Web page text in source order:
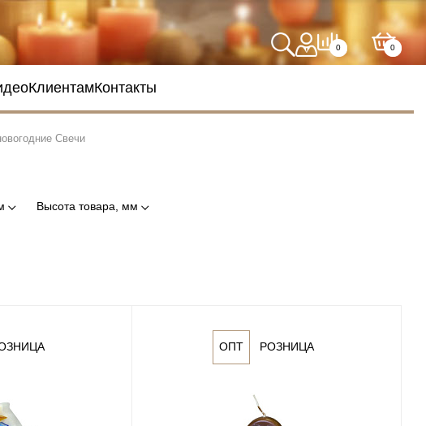
0 0
КлиентамКонтакты
Свечи
Высота товара, мм
ОПТ РОЗНИЦА